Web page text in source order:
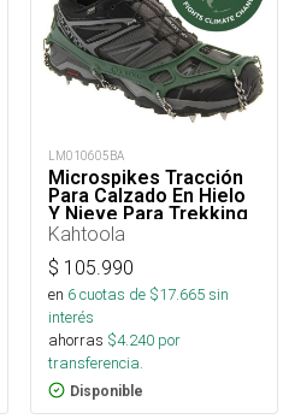
LM010605BA
Microspikes Tracción
Para Calzado En Hielo
Y Nieve Para Trekking
Kahtoola
$ 105.990
en 6cuotas de $17.665sin
interés
ahorras $4.240 por
transferencia.
Disponible